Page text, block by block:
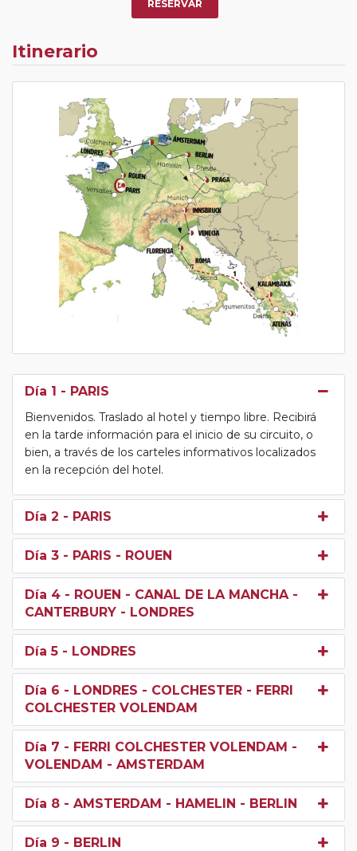
RESERVAR
Itinerario
Día 1 - PARIS
Bienvenidos. Traslado al hotel y tiempo libre. Recibirá
en la tarde información para el inicio de su circuito, o
bien, a través de los carteles informativos localizados
en la recepción del hotel.
Día 2 - PARIS
Día 3 - PARIS - ROUEN
Día 4 - ROUEN - CANAL DE LA MANCHA -
CANTERBURY - LONDRES
Día 5 - LONDRES
Día 6 - LONDRES - COLCHESTER - FERRI
COLCHESTER VOLENDAM
Día 7 - FERRI COLCHESTER VOLENDAM -
VOLENDAM - AMSTERDAM
Día 8 - AMSTERDAM - HAMELIN - BERLIN
Día 9 - BERLIN